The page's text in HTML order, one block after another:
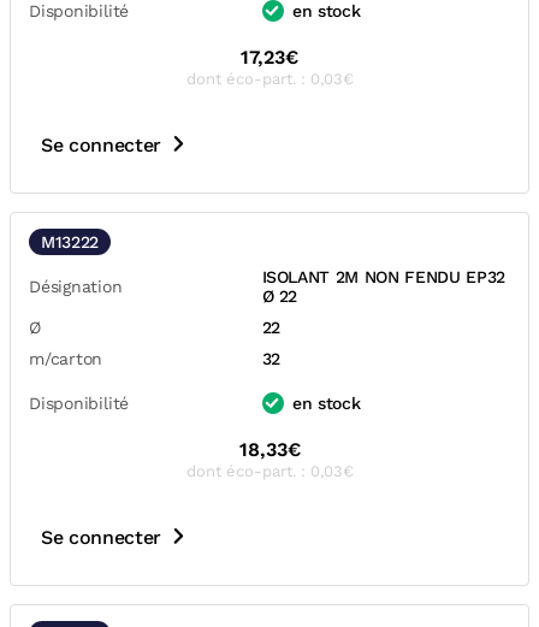
Disponibilité en stock
17,23€
dont éco-part. : 0,03€
Se connecter
M13222
Désignation
ISOLANT 2M NON FENDU EP32
Ø 22
Ø
22
m/carton
32
Disponibilité en stock
18,33€
dont éco-part. : 0,03€
Se connecter